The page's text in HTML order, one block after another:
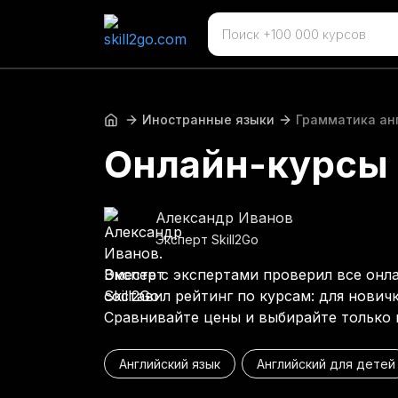
Иностранные языки Грамматика
Онлайн-курсы
Александр Иванов
Эксперт Skill2Go
Вместе с экспертами проверил все
составил рейтинг по курсам: для
Сравнивайте цены и выбирайте только
Английский язык Английский для детей